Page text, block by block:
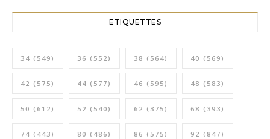
ETIQUETTES
34 (549) 36 (552) 38 (564) 40 (569)
42 (575) 44 (577) 46 (595) 48 (583)
50 (612) 52 (540) 62 (375) 68 (393)
74 (443) 80 (486) 86 (575) 92 (847)